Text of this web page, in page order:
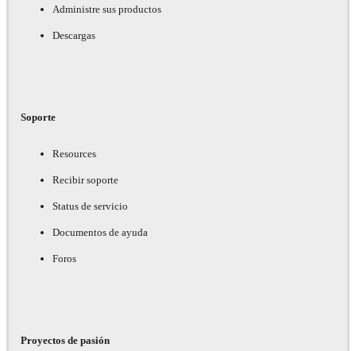
Administre sus productos
Descargas
Soporte
Resources
Recibir soporte
Status de servicio
Documentos de ayuda
Foros
Proyectos de pasión